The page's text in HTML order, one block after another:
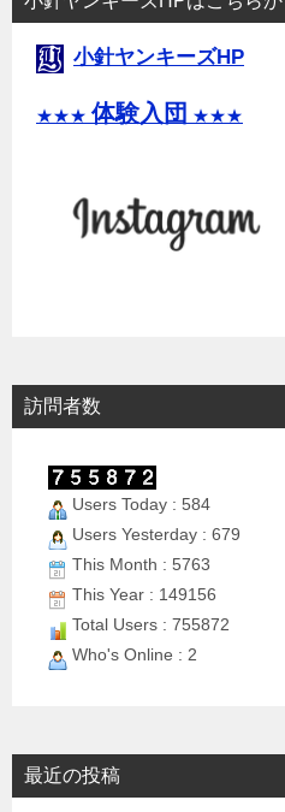
小針ヤンキーズHP
★★★ 体験入団 ★★★
訪問者数
Users Today : 584
Users Yesterday : 679
This Month : 5763
This Year : 149156
Total Users : 755872
Who's Online : 2
最近の投稿